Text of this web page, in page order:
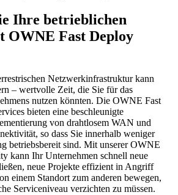
Ihre betrieblichen
Fast Deploy
Netzwerkinfrastruktur kann
– wertvolle Zeit, die Sie für das
nutzen könnten. Die OWNE Fast
bieten eine beschleunigte
von drahtlosem WAN und
so dass Sie innerhalb weniger
betriebsbereit sind. Mit unserer OWNE
kann Ihr Unternehmen schnell neue
neue Projekte effizient in Angriff
einem Standort zum anderen bewegen,
Serviceniveau verzichten zu müssen.